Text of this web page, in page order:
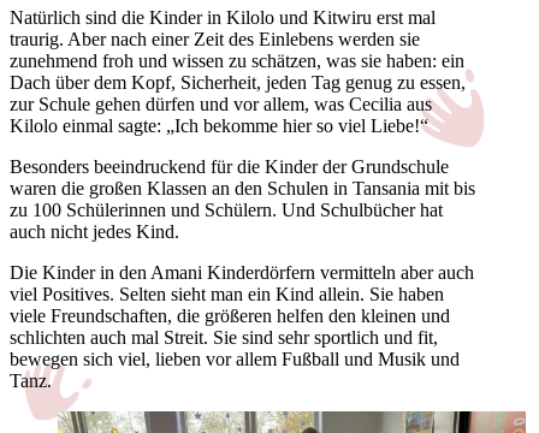
Natürlich sind die Kinder in Kilolo und Kitwiru erst mal
traurig. Aber nach einer Zeit des Einlebens werden sie
zunehmend froh und wissen zu schätzen, was sie haben: ein
Dach über dem Kopf, Sicherheit, jeden Tag genug zu essen,
zur Schule gehen dürfen und vor allem, was Cecilia aus
Kilolo einmal sagte: „Ich bekomme hier so viel Liebe!“
Besonders beeindruckend für die Kinder der Grundschule
waren die großen Klassen an den Schulen in Tansania mit bis
zu 100 Schülerinnen und Schülern. Und Schulbücher hat
auch nicht jedes Kind.
Die Kinder in den Amani Kinderdörfern vermitteln aber auch
viel Positives. Selten sieht man ein Kind allein. Sie haben
viele Freundschaften, die größeren helfen den kleinen und
schlichten auch mal Streit. Sie sind sehr sportlich und fit,
bewegen sich viel, lieben vor allem Fußball und Musik und
Tanz.